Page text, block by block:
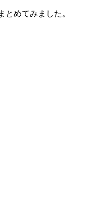
めてみました。